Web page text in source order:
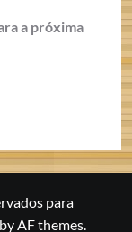
a próxima
para
AF themes.